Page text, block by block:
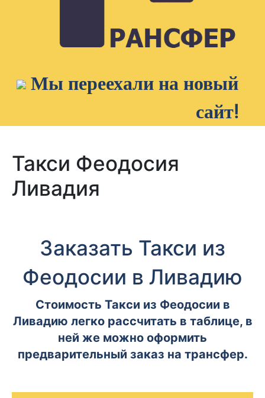
Мы переехали на новый
сайт!
Такси Феодосия
Ливадия
Заказать Такси из
Феодосии в Ливадию
Стоимость Такси из Феодосии в
Ливадию легко рассчитать в таблице, в
ней же можно оформить
предварительный заказ на трансфер.